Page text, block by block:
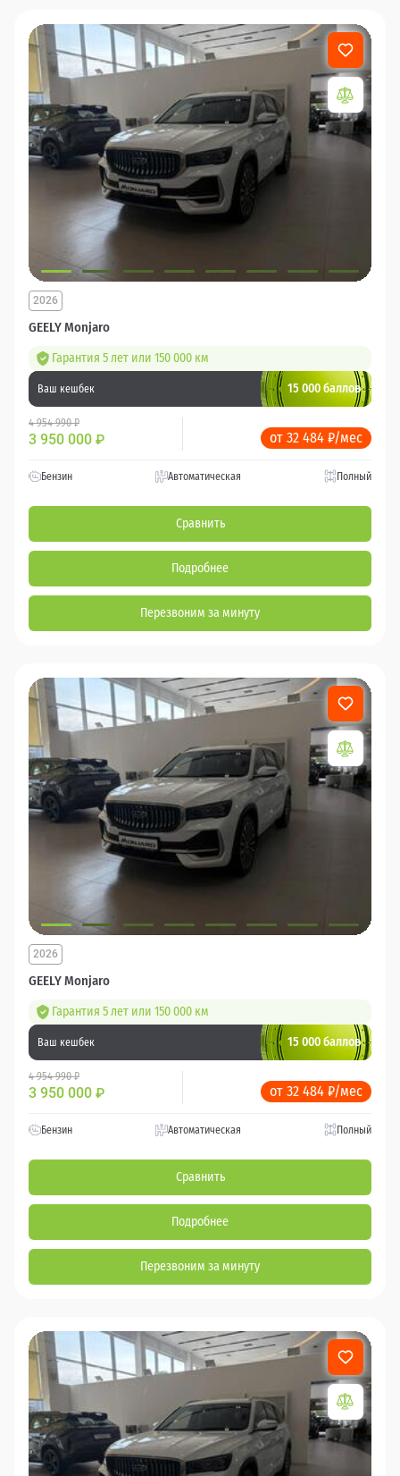
GEELY Monjaro
2026
Гарантия 5 лет или 150 000 км
Ваш кешбек 15 000 баллов
4 954 990 ₽
3 950 000 ₽ от 32 484 ₽/мес
Бензин Автоматическая Полный
Сравнить
Подробнее
Перезвоним за минуту
GEELY Monjaro
2026
Гарантия 5 лет или 150 000 км
Ваш кешбек 15 000 баллов
4 954 990 ₽
3 950 000 ₽ от 32 484 ₽/мес
Бензин Автоматическая Полный
Сравнить
Подробнее
Перезвоним за минуту